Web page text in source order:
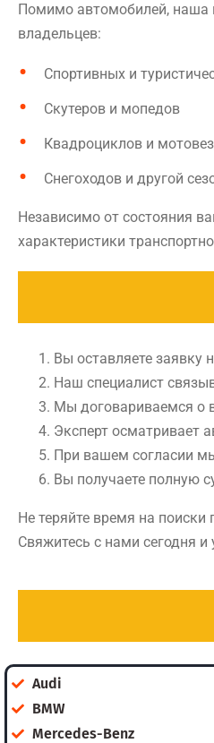
Помимо автомобилей, наша
владельцев:
Спортивных и
Скутеров и мопедов
Квадроциклов и
Снегоходов и другой
Независимо от состояния
характеристики
Вы оставляете заявку
Наш специалист
Мы договариваемся о
Эксперт осматривает
При вашем согласии
Вы получаете полную
Не теряйте время на
Свяжитесь с нами сегодня
Audi
BMW
Mercedes-Benz